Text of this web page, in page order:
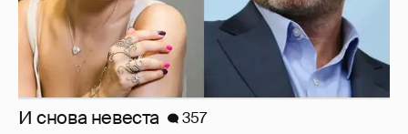
И снова невеста 357